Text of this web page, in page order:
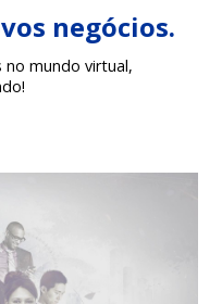
negócios.
no mundo virtual,